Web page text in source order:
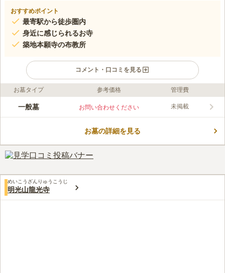
おすすめポイント
最寄駅から徒歩圏内
身近に感じられるお寺
築地本願寺の布教所
コメント・口コミを見る
ライフドット編集部のコメント
閑静な住宅街の中にあり、身近な存在に感じられるお寺です。外
毎月9日には写経と法話会が行われています。また、お参りの人
っています。
口コミ評価
お墓タイプ 参考価格 管理費
一般墓 お問い合わせください 未掲載
お墓の詳細を見る
めいこうざんりゅうこうじ
明光山龍光寺